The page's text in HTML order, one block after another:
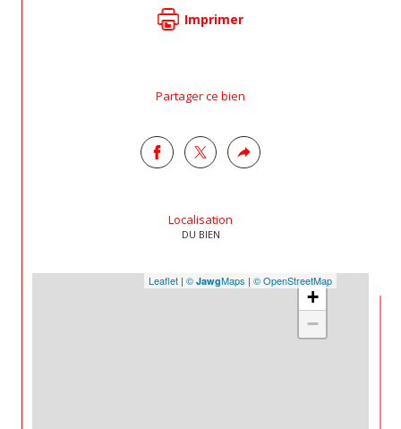
Agent Commercial en Immobilier Carte prof
n°2401 2022 000 000 029
Imprimer
Partager ce bien
Localisation
DU BIEN
+
−
Leaflet | © JawgMaps | © OpenStreetMap